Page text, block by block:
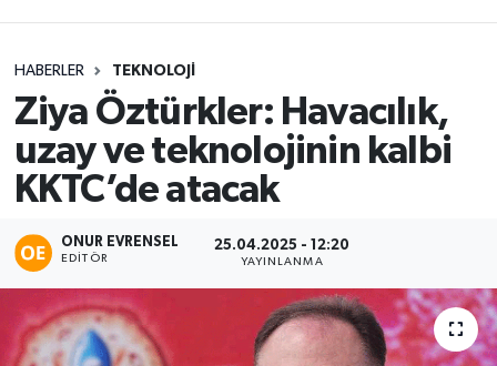
HABERLER TEKNOLOJI
Ziya Öztürkler: Havacılık,
uzay ve teknolojinin kalbi
KKTC’de atacak
ONUR EVRENSEL
EDITÖR
25.04.2025 - 12:20
YAYINLANMA